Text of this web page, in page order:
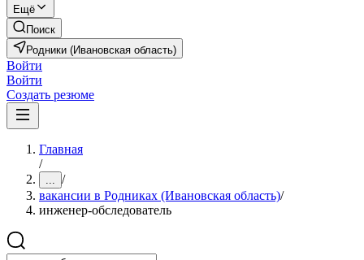
Ещё
Поиск
Родники (Ивановская область)
Войти
Войти
Создать резюме
Главная
/
... /
вакансии в Родниках (Ивановская область)/
инженер-обследователь